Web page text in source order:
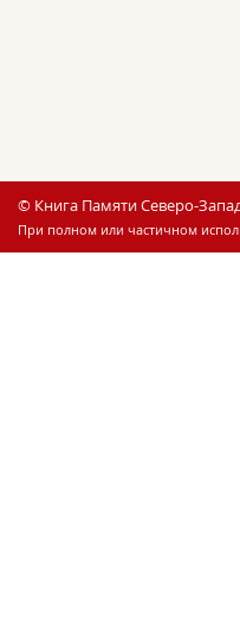
© Книга Памяти Северо-
При полном или частичном